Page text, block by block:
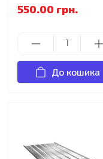
550.00 грн.
До кошика